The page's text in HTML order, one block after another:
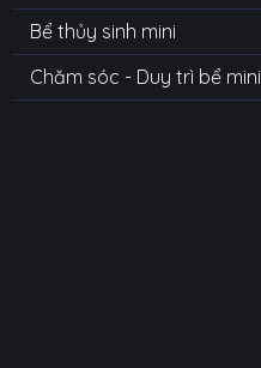
Bể thủy sinh mini
Chăm sóc - Duy trì bể mini